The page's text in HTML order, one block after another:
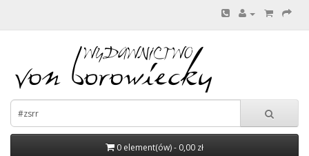
0 element(ów) - 0,00 zł